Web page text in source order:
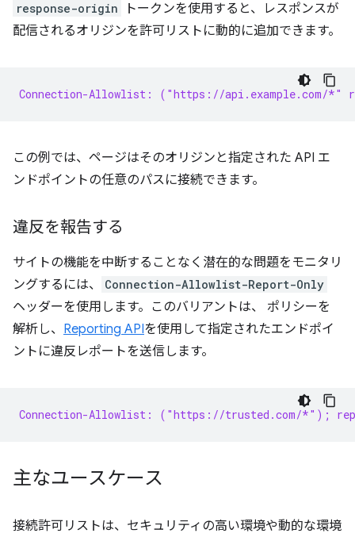
response-origin
トークンを使用すると、レスポンスが
配信されるオリジンを許可リストに動的に追加できます。
Connection-Allowlist: ("https://api.example.com/*"
この例では、ページはそのオリジンと指定された API エ
ンドポイントの任意のパスに接続できます。
違反を報告する
サイトの機能を中断することなく潜在的な問題をモニタリ
ングするには、
Connection-Allowlist-Report-Only
ヘッダーを使用します。このバリアントは、 ポリシーを
解析し、 Reporting APIを使用して指定されたエンドポイ
ントに違反レポートを送信します。
Connection-Allowlist: ("https://trusted.com/*");
主なユースケース
接続許可リストは、セキュリティの高い環境や動的な環境